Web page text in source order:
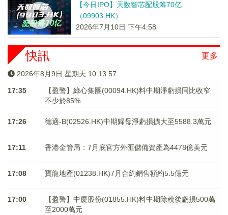
【今日IPO】天数智芯配股筹70亿
（09903.HK）
2026年7月10日 下午4:58
更多
快訊
2026年8月9日 星期天 10:13:58
17:35
【盈警】綠心集團(00094.HK)料中期淨虧損同比收窄
不少於85%
17:26 德適-B(02526.HK)中期歸母淨虧損擴大至5588.3萬元
17:11 香港金管局：7月底官方外匯儲備資產為4478億美元
17:08 寶龍地產(01238.HK)7月合約銷售額約5.5億元
17:00
【盈警】中慶股份(01855.HK)料中期除稅後虧損500萬
至2000萬元